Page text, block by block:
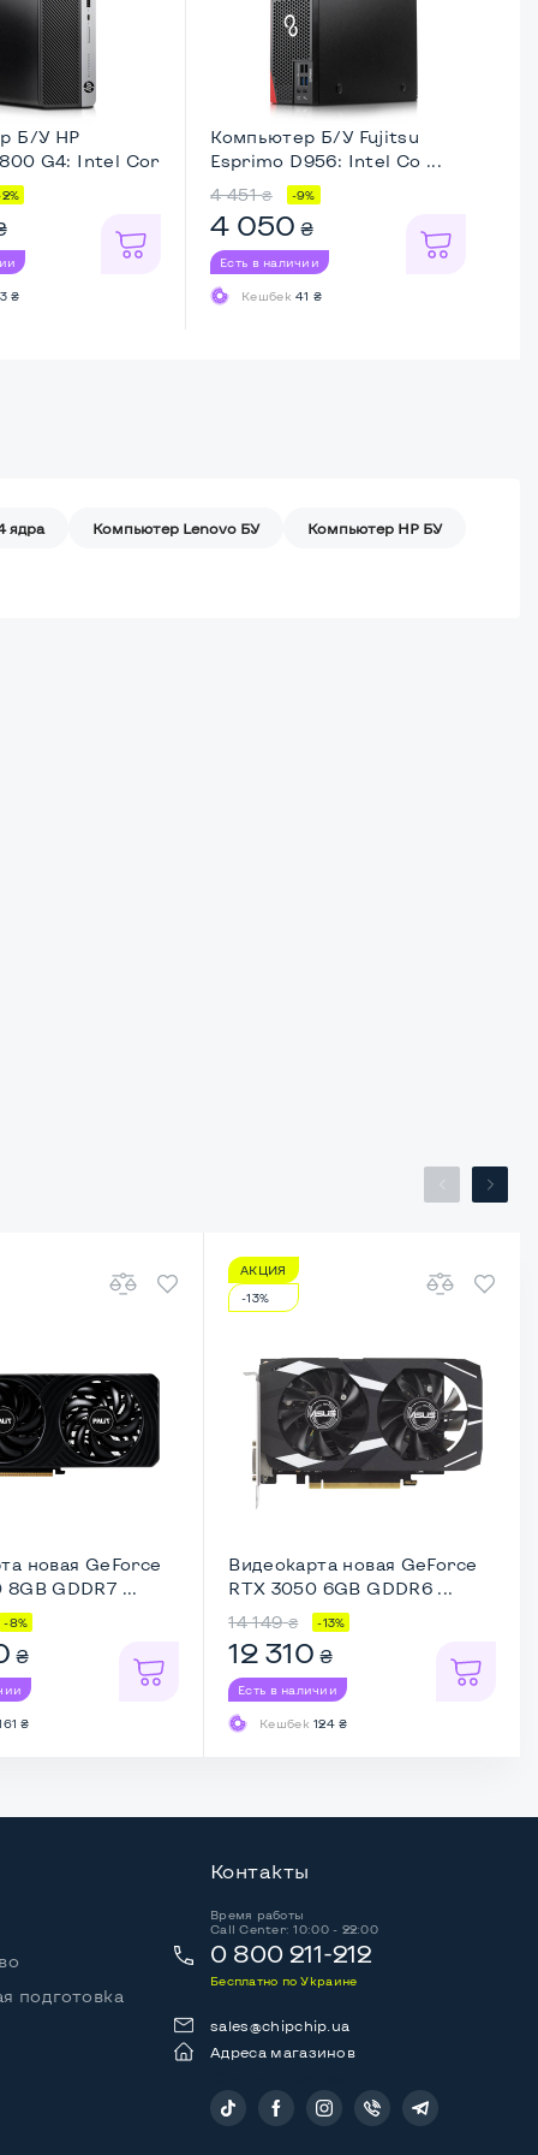
Б/У HP
G4: Intel Cor
₴
Компьютер Б/У Fujitsu
Esprimo D956: Intel Co ...
4 451 ₴ -9%
4 050 ₴
Есть в наличии
Кешбек41 ₴
ядра Компьютер Lenovo БУ Компьютер HP БУ
новая GeForce
GDDR7 ...
-8%
₴
₴
АКЦИЯ
-13%
Видеокарта новая GeForce
RTX 3050 6GB GDDR6 ...
14 149 ₴ -13%
12 310 ₴
Есть в наличии
Кешбек124 ₴
подготовка
Контакты
Время работы
Call Center: 10:00 - 22:00
0 800 211-212
Бесплатно по Украине
sales@chipchip.ua
Адреса магазинов